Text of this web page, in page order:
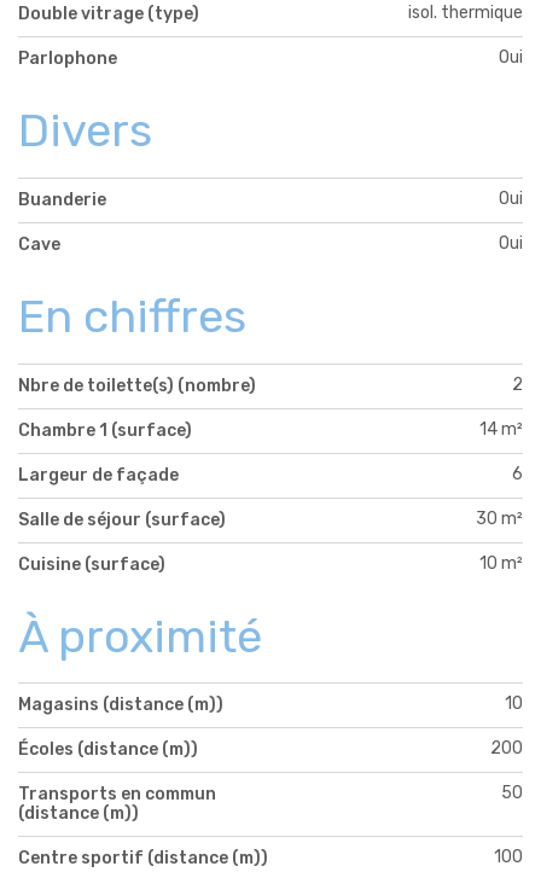
Double vitrage (type) isol. thermique
Parlophone Oui
Divers
Buanderie Oui
Cave Oui
En chiffres
Nbre de toilette(s) (nombre) 2
Chambre 1 (surface) 14 m²
Largeur de façade 6
Salle de séjour (surface) 30 m²
Cuisine (surface) 10 m²
À proximité
Magasins (distance (m)) 10
Écoles (distance (m)) 200
Transports en commun
(distance (m))
50
Centre sportif (distance (m)) 100